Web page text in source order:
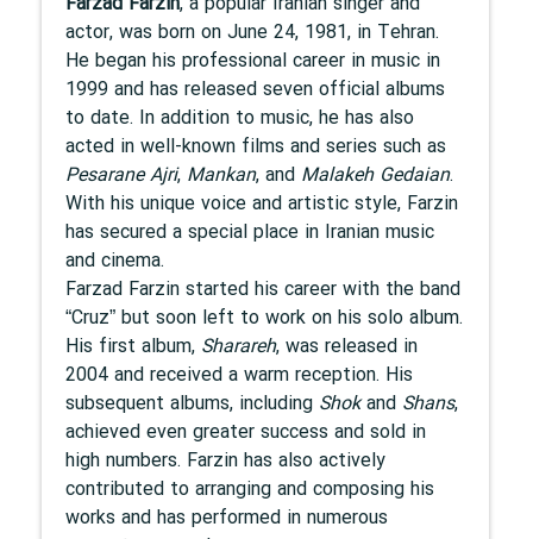
actor, was born on June 24, 1981, in Tehran.
He began his professional career in music in
1999 and has released seven official albums
to date. In addition to music, he has also
acted in well-known films and series such as
Pesarane Ajri, Mankan, and Malakeh Gedaian.
With his unique voice and artistic style, Farzin
has secured a special place in Iranian music
and cinema.
Farzad Farzin started his career with the band
“Cruz” but soon left to work on his solo album.
His first album, Sharareh, was released in
2004 and received a warm reception. His
subsequent albums, including Shokand Shans,
achieved even greater success and sold in
high numbers. Farzin has also actively
contributed to arranging and composing his
works and has performed in numerous